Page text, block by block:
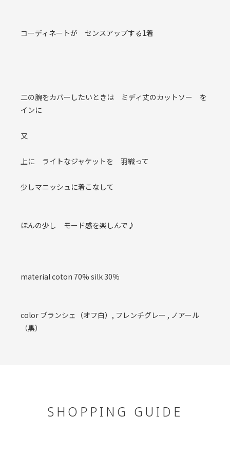
コーディネートが センスアップする1着
二の腕をカバーしたいときは ミディ丈のカットソー を
インに
又
上に ライトなジャケットを 羽織って
少しマニッシュに着こなして
ほんの少し モード感を楽しんで♪
material coton 70% silk 30％
color ブランシェ（オフ白）, フレンチグレー , ノアール
（黒）
SHOPPING GUIDE